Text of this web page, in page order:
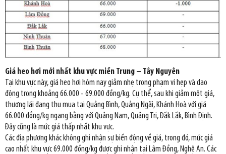
Giá heo hơi mới nhất khu vực miền Trung – Tây Nguyên
Tại khu vực này, giá heo hơi hôm nay giảm nhẹ trong phạm vi hẹp và dao
động trong khoảng 66.000 - 69.000 đồng/kg. Cụ thể, sau khi giảm một giá,
thương lái đang thu mua tại Quảng Bình, Quảng Ngãi, Khánh Hoà với giá
66.000 đồng/kg ngang bằng với Quảng Nam, Quảng Trị, Đắk Lắk, Bình Định.
Đây cũng là mức giá thấp nhất khu vực.
Các địa phương khác không ghi nhận sự biến động về giá, trong đó, mức giá
cao nhất khu vực 69.000 đồng/kg được ghi nhận tại Lâm Đồng, Nghệ An. Các